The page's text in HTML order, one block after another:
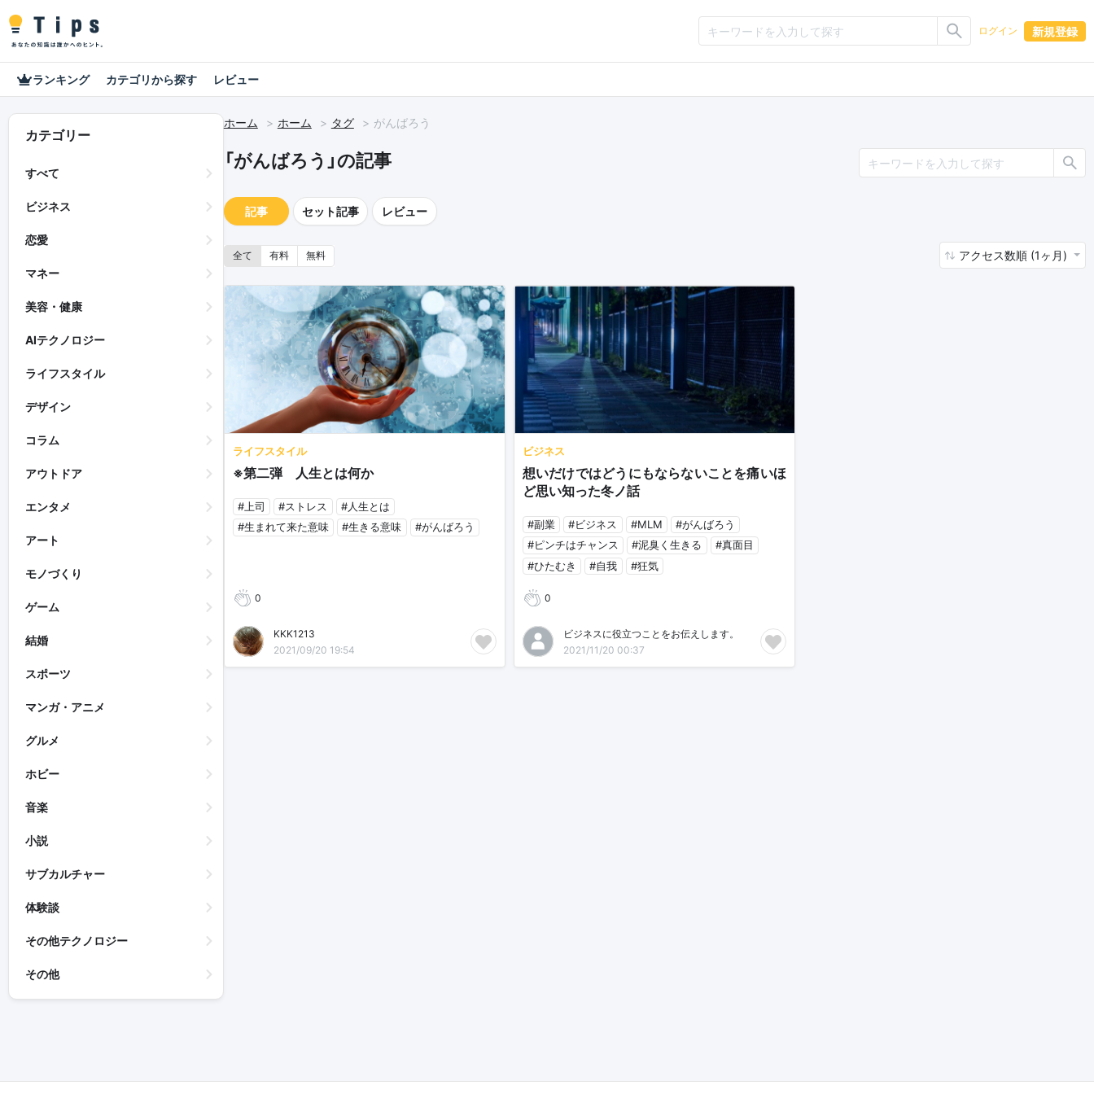
ログイン 新規登録
ランキング カテゴリから探す レビュー
カテゴリー
すべて
ビジネス
恋愛
マネー
美容・健康
AIテクノロジー
ライフスタイル
デザイン
コラム
アウトドア
エンタメ
アート
モノづくり
ゲーム
結婚
スポーツ
マンガ・アニメ
グルメ
ホビー
音楽
小説
サブカルチャー
体験談
その他テクノロジー
その他
ホーム ホーム タグ がんばろう
「がんばろう」の記事
記事 セット記事 レビュー
全て 有料 無料 アクセス数順 (1ヶ月)
ライフスタイル
※第二弾 人生とは何か
#上司 #ストレス
#人生とは
#生まれて来た意味
#生きる意味 #がんばろう
0
KKK1213
2021/09/20 19:54
ビジネス
想いだけではどうにもならないことを痛いほ
ど思い知った冬ノ話
#副業 #ビジネス #MLM
#がんばろう
#ピンチはチャンス
#泥臭く生きる
#真面目
#ひたむき
#自我 #狂気
0
ビジネスに役立つことをお伝えします。
2021/11/20 00:37